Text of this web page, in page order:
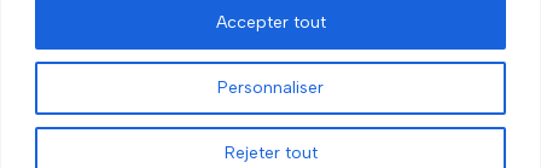
Personnaliser
Rejeter tout
Accepter tout
3 février 2026